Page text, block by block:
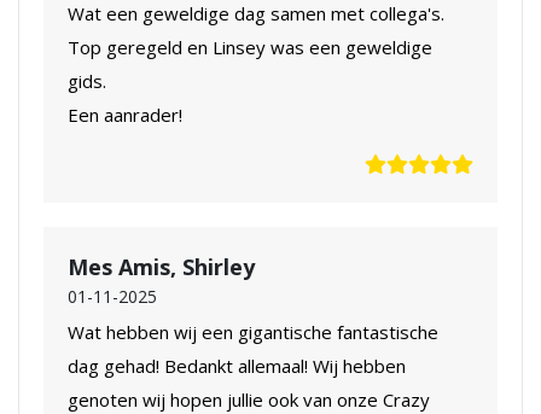
Wat een geweldige dag samen met collega's.
Top geregeld en Linsey was een geweldige
gids.
Een aanrader!
Mes Amis, Shirley
01-11-2025
Wat hebben wij een gigantische fantastische
dag gehad! Bedankt allemaal! Wij hebben
genoten wij hopen jullie ook van onze Crazy